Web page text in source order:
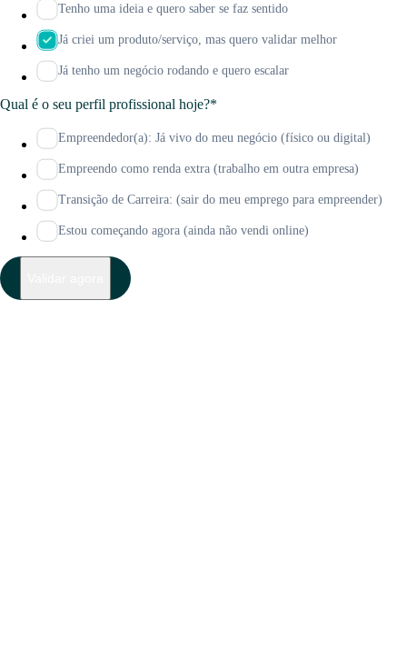
Tenho uma ideia e quero saber se faz sentido
Já criei um produto/serviço, mas quero validar melhor
Já tenho um negócio rodando e quero escalar
Qual é o seu perfil profissional hoje?*
Empreendedor(a): Já vivo do meu negócio (físico ou digital)
Empreendo como renda extra (trabalho em outra empresa)
Transição de Carreira: (sair do meu emprego para empreender)
Estou começando agora (ainda não vendi online)